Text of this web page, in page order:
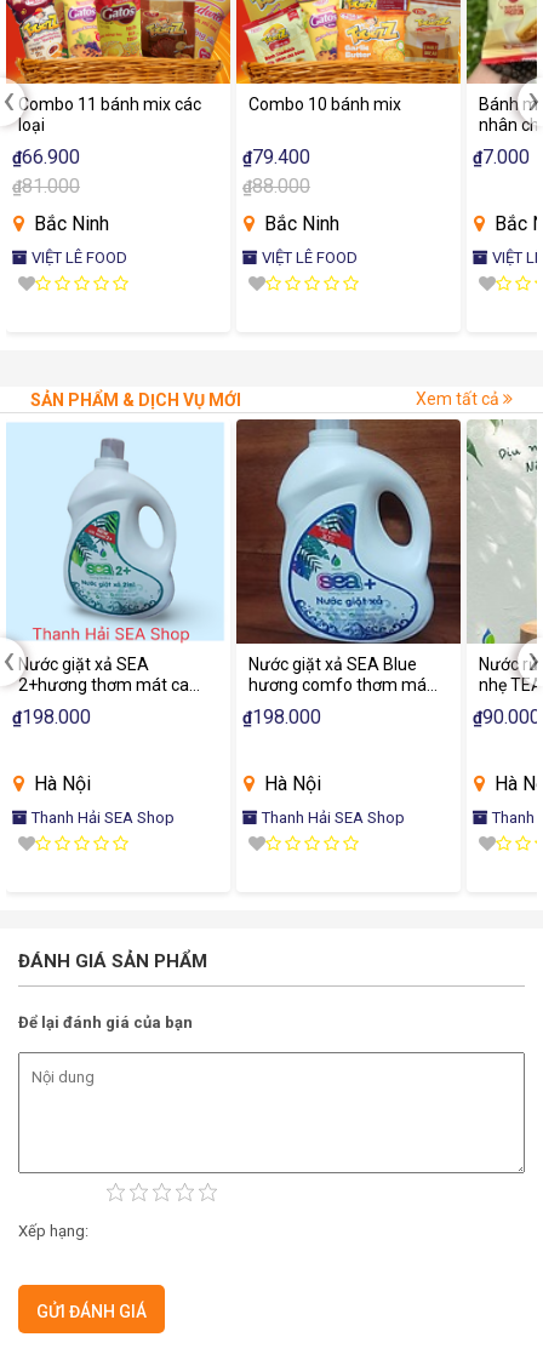
Combo 11 bánh mix các
loại
₫66.900
₫81.000
Bắc Ninh
VIỆT LÊ FOOD
Combo 10 bánh mix
₫79.400
₫88.000
Bắc Ninh
VIỆT LÊ FOOD
Bánh
nhân
₫7.000
Bắc
VIỆT
‹ ›
SẢN PHẨM & DỊCH VỤ MỚI Xem tất cả
Nước giặt xả SEA
2+hương thơm mát can
3.7kg
₫198.000
Hà Nội
Thanh Hải SEA Shop
Nước giặt xả SEA Blue
hương comfo thơm mát
cần 3.7kg
₫198.000
Hà Nội
Thanh Hải SEA Shop
Nước
nhẹ
₫90.000
Hà
Thanh
‹ ›
ĐÁNH GIÁ SẢN PHẨM
Để lại đánh giá của bạn
Xếp hạng: